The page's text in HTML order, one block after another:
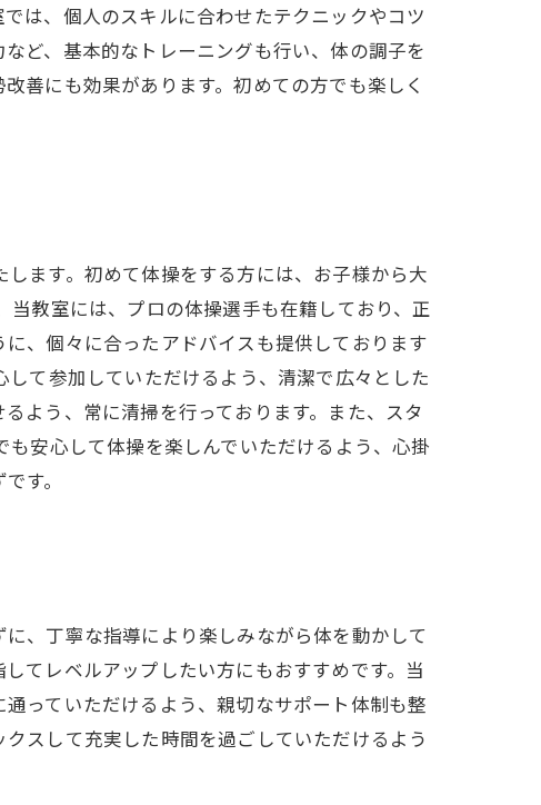
は、個人のスキルに合わせたテクニックやコツ
ど、基本的なトレーニングも行い、体の調子を
善にも効果があります。初めての方でも楽しく
ます。初めて体操をする方には、お子様から大
教室には、プロの体操選手も在籍しており、正
、個々に合ったアドバイスも提供しております
て参加していただけるよう、清潔で広々とした
よう、常に清掃を行っております。また、スタ
安心して体操を楽しんでいただけるよう、心掛
す。
、丁寧な指導により楽しみながら体を動かして
てレベルアップしたい方にもおすすめです。当
っていただけるよう、親切なサポート体制も整
スして充実した時間を過ごしていただけるよう